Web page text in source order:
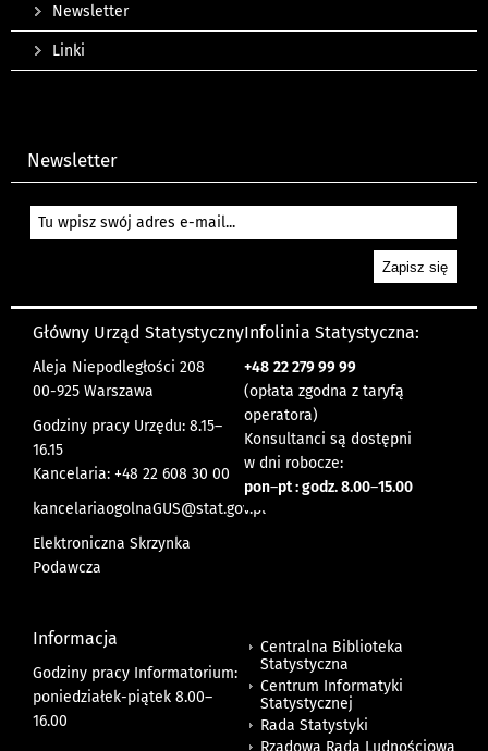
Newsletter
Linki
Newsletter
Główny Urząd Statystyczny
Aleja Niepodległości 208
00-925 Warszawa
Godziny pracy Urzędu: 8.15–
16.15
Kancelaria: +48 22 608 30 00
kancelariaogolnaGUS@stat.gov.pl
Elektroniczna Skrzynka
Podawcza
Infolinia Statystyczna:
+48 22 279 99 99
(opłata zgodna z taryfą
operatora)
Konsultanci są dostępni
w dni robocze:
pon–pt : godz. 8.00–15.00
Informacja
Godziny pracy Informatorium:
poniedziałek-piątek 8.00–
16.00
Centralna Biblioteka
Statystyczna
Centrum Informatyki
Statystycznej
Rada Statystyki
Rządowa Rada Ludnościowa